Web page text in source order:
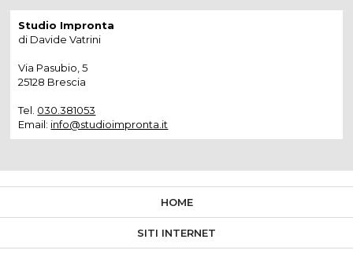
Studio Impronta
di Davide Vatrini
Via Pasubio, 5
25128 Brescia
Tel. 030.381053
Email: info@studioimpronta.it
HOME
SITI INTERNET